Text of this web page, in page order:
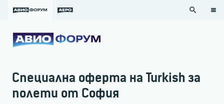
search
Специална оферта на Turkish за
полети от София